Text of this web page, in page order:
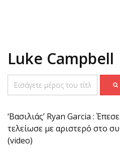
Luke Campbell
‘Βασιλιάς’ Ryan Garcia :
τελείωσε με αριστερό στο
(video)